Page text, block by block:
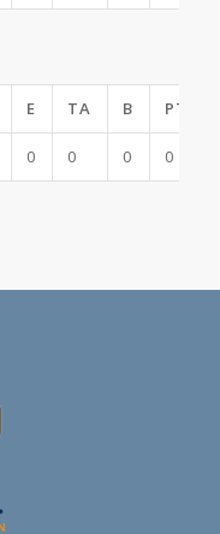
E TA B PTS
0 0 0 0